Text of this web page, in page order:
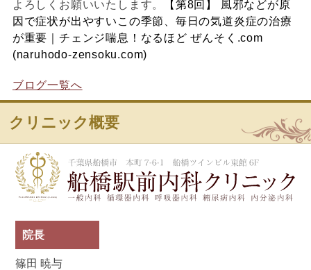
よろしくお願いいたします。
【第8回】 風邪などが原
因で症状が出やすいこの季節、毎日の気道炎症の治療
が重要｜チェンジ喘息！なるほど ぜんそく.com
(naruhodo-zensoku.com)
ブログ一覧へ
クリニック概要
院長
篠田 暁与